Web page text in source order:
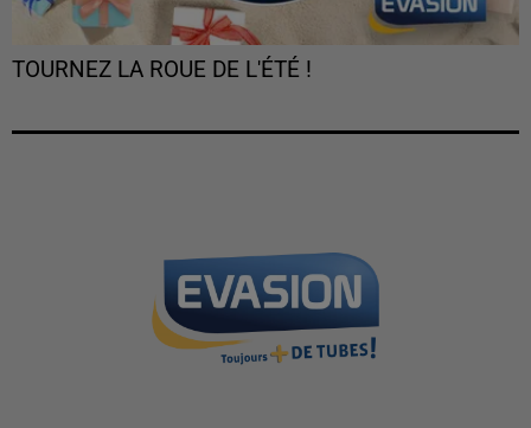
TOURNEZ LA ROUE DE L'ÉTÉ !